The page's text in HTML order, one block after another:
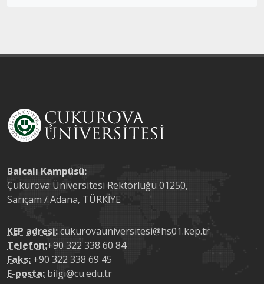
Balcalı Kampüsü:
Çukurova Üniversitesi Rektörlüğü 01250,
Sarıçam / Adana, TÜRKİYE
KEP adresi:cukurovauniversitesi@hs01.kep.tr
Telefon:+90 322 338 60 84
Faks: +90 322 338 69 45
E-posta: bilgi@cu.edu.tr